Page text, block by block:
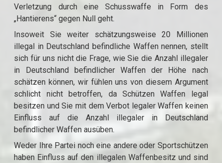
Verletzung durch eine Schusswaffe in Form des
„Hantierens“ gegen Null geht.
Insoweit Sie weiter schätzungsweise 20 Millionen
illegal in Deutschland befindliche Waffen nennen, stellt
sich für uns nicht die Frage, wie Sie die Anzahl illegaler
in Deutschland befindlicher Waffen der Höhe nach
schätzen können, wir fühlen uns von diesem Argument
schlicht nicht betroffen, da Schützen Waffen legal
besitzen und Sie mit dem Verbot legaler Waffen keinen
Einfluss auf die Anzahl illegaler in Deutschland
befindlicher Waffen ausüben.
Weder Ihre Partei noch eine andere oder Sportschützen
haben Einfluss auf den illegalen Waffenbesitz und sind